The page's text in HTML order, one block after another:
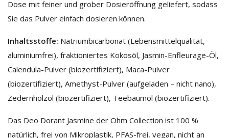
Dose mit feiner und grober Dosieröffnung geliefert, sodass
Sie das Pulver einfach dosieren können.
Inhaltsstoffe: Natriumbicarbonat (Lebensmittelqualität,
aluminiumfrei), fraktioniertes Kokosöl, Jasmin-Enfleurage-Öl,
Calendula-Pulver (biozertifiziert), Maca-Pulver
(biozertifiziert), Amethyst-Pulver (aufgeladen – nicht nano),
Zedernholzöl (biozertifiziert), Teebaumöl (biozertifiziert).
Das Deo Dorant Jasmine der Ohm Collection ist 100 %
natürlich, frei von Mikroplastik, PFAS-frei, vegan, nicht an